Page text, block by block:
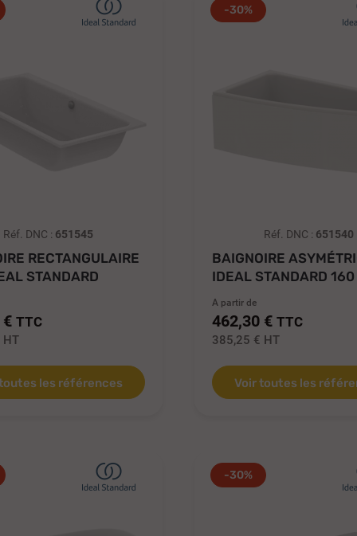
Réf. DNC : 651545
RECTANGULAIRE
STANDARD
€ TTC
HT
les références
-30%
Réf. DNC : 651540
BAIGNOIRE
IDEAL STANDARD
A partir de
462,30 € TTC
385,25 € HT
Voir toutes les
-30%